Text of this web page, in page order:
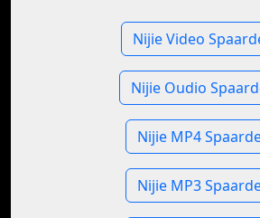
Nijie Video
Nijie Oudio
Nijie MP4
Nijie MP3